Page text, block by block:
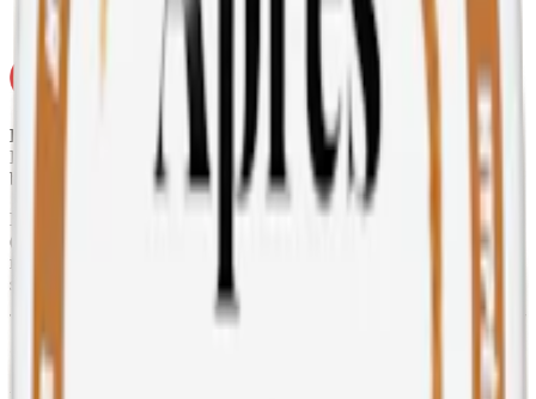
Ej för personer under 18 år.
Lyft Barista Twist innehåller nikotin som är ett mycket
beroendeframkallande ämne.
Ingredienser:
vatten, fyllnadsmedel (E460, cellulosa), salt, xylitol
(björksocker), nikotin, aromer, förtjockningsmedel (E401,
natriumalginat), surhetsreglerande medel (E500, natriumkarbonater)
samt sötningsmedel (E950, acesulfam k).
Om Lyft Barista Twist